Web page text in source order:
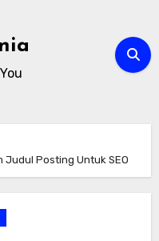
Posting Untuk SEO